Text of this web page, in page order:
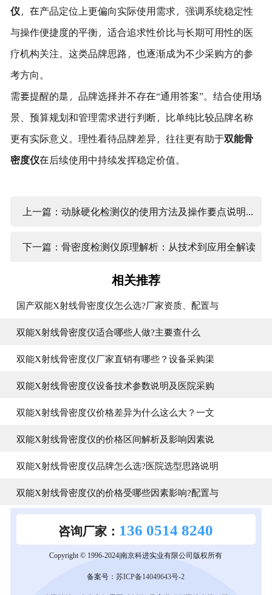
仪，在产品定位上更偏向实际使用需求，强调系统稳定性
与操作便捷度的平衡，适合追求性价比与长期可用性的医
疗机构关注。这类品牌思路，也逐渐成为不少采购方的参
考方向。
需要提醒的是，品牌选择并不存在“通用答案”。结合使用场
景、预算规划和管理需求进行判断，比单纯比较品牌名称
更有实际意义。理性看待品牌差异，往往更有助于双能骨
密度仪在后续使用中持续发挥稳定价值。
上一篇：动脉硬化检测仪的使用方法及操作要点说明与注意事项
下一篇：骨密度检测仪原理解析：从技术到应用全解读
相关推荐
国产双能X射线骨密度仪怎么选?厂家资质、配置与
双能X射线骨密度仪适合哪些人做?主要查什么
双能X射线骨密度仪厂家直销有哪些？设备采购渠
双能X射线骨密度仪设备技术参数说明及医院采购
双能X射线骨密度仪价格差异为什么这么大？一文
双能X射线骨密度仪的价格区间解析及影响因素说
双能X射线骨密度仪品牌怎么选?医院选型思路说明
双能X射线骨密度仪的价格受哪些因素影响?配置与
咨询厂家： 136 0514 8240
Copyright © 1996-2024|南京科进实业有限公司版权所有
备案号：苏ICP备14049643号-2